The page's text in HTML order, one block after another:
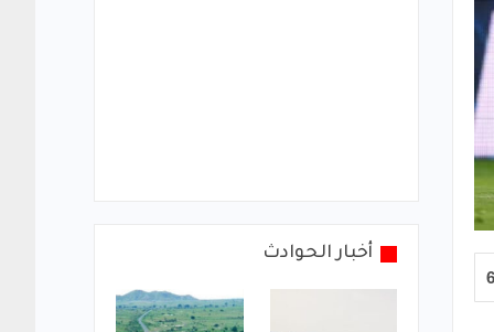
أخبار الحوادث